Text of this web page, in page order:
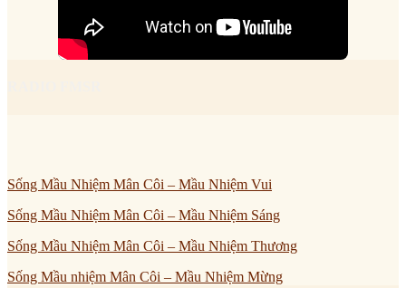
Sống Mầu Nhiệm Mân Côi – Mầu Nhiệm Vui
Sống Mầu Nhiệm Mân Côi – Mầu Nhiệm Sáng
Sống Mầu Nhiệm Mân Côi – Mầu Nhiệm Thương
Sống Mầu nhiệm Mân Côi – Mầu Nhiệm Mừng